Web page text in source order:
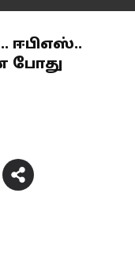
ஈபிஎஸ்..
போது